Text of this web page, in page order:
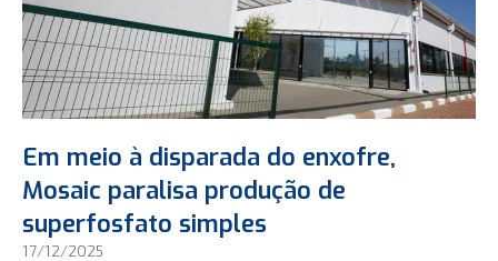
Em meio à disparada do enxofre,
Mosaic paralisa produção de
superfosfato simples
17/12/2025